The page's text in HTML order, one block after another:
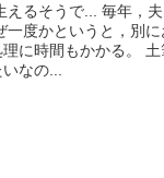
そうで... 毎年，夫
一度かというと，別
に時間もかかる。
なの...